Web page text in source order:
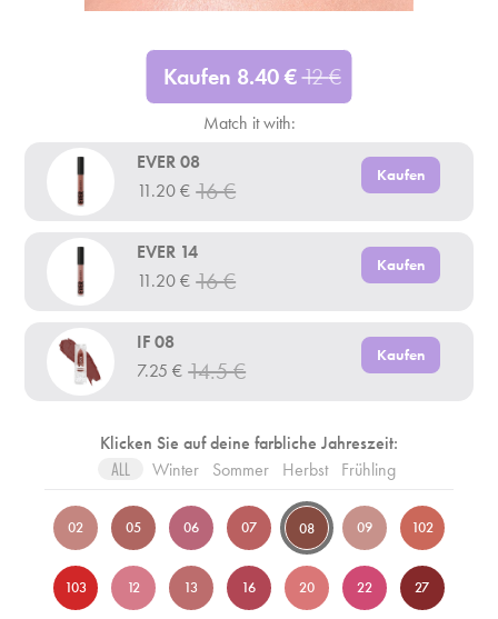
Kaufen 8.40 €12€
Match it with:
EVER 08
11.20€ 16€
Kaufen
EVER 14
11.20€ 16€
Kaufen
IF 08
7.25 € 14.5€
Kaufen
Klicken Sie auf deine farbliche Jahreszeit:
ALL Winter Sommer Herbst Frühling
02 05 06 07 08 09 102
103 12 13 16 20 22 27